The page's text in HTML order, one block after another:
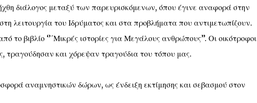
διάλογος μεταξύ των παρευρισκόμενων, όπου έγινε αναφορά στην
λειτουργία του Ιδρύματος και στα προβλήματα που αντιμετωπίζουν.
το βιβλίο ‘’΄Μικρές ιστορίες για Μεγάλους ανθρώπους’’. Οι οικότροφοι
τραγούδησαν και χόρεψαν τραγούδια του τόπου μας.
αναμνηστικών δώρων, ως ένδειξη εκτίμησης και σεβασμού στον